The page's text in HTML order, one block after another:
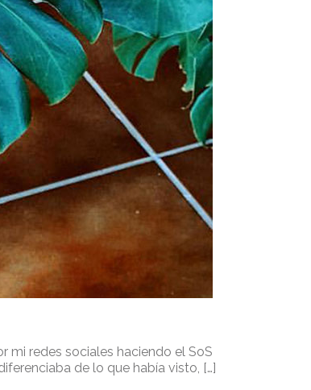
mi redes sociales haciendo el SoS
de lo que había visto, […]